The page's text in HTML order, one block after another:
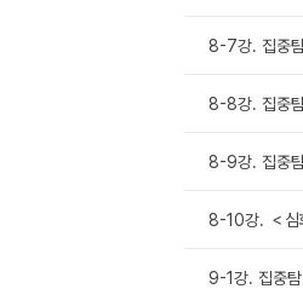
8-7강. 집중
8-8강. 집중
8-9강. 집중
8-10강. ＜심
9-1강. 집중